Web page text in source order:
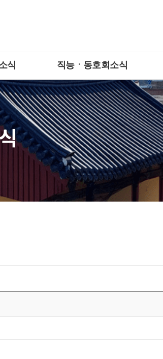
식 직능ㆍ동호회소식